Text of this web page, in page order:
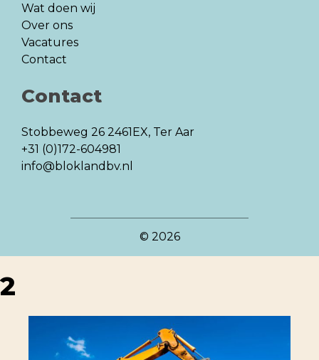
Wat doen wij
Over ons
Vacatures
Contact
Contact
Stobbeweg 26 2461EX, Ter Aar
+31 (0)172-604981
info@bloklandbv.nl
© 2026
2